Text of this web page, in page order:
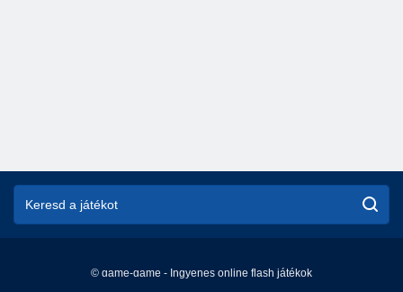
© game-game - Ingyenes online flash játékok